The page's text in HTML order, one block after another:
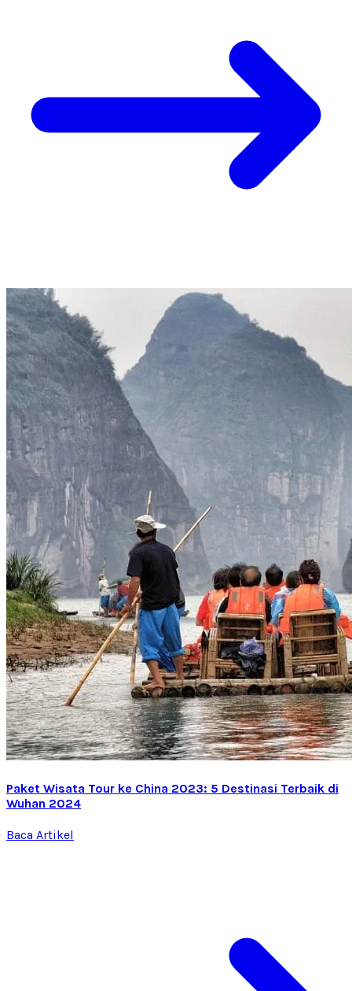
Paket Wisata Tour ke China 2023: 5 Destinasi Terbaik di
Wuhan 2024
Baca Artikel